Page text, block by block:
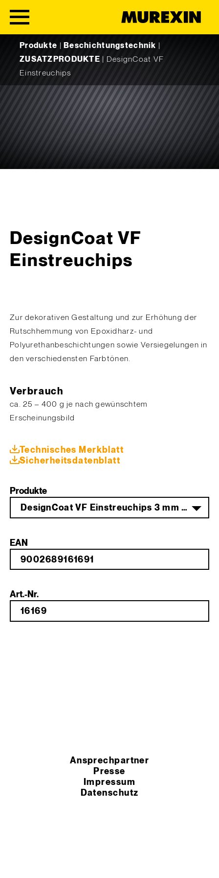
Produkte
Beschichtungstechnik
ZUSATZPRODUKTE
DesignCoat VF
Einstreuchips
DesignCoat VF
Einstreuchips
Zur dekorativen Gestaltung und zur Erhöhung der
Rutschhemmung von Epoxidharz- und
Polyurethanbeschichtungen sowie Versiegelungen in
den verschiedensten Farbtönen.
Verbrauch
ca. 25 – 400 g je nach gewünschtem
Erscheinungsbild
Technisches Merkblatt
Sicherheitsdatenblatt
Produkte
DesignCoat VF Einstreuchips 3 mm 5 kg RAL 9005 tiefschwarz
EAN
Art.-Nr.
Ansprechpartner
Presse
Impressum
Datenschutz